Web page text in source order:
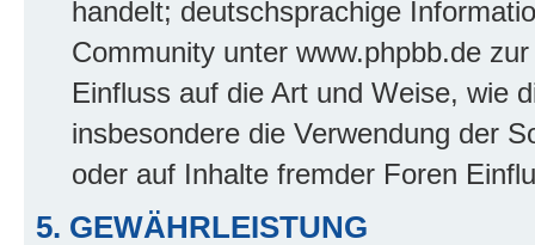
handelt; deutschsprachige
Community unter www.phpbb.de
Einfluss auf die Art und Weise, wie
insbesondere die Verwendung der
oder auf Inhalte fremder Foren
5. GEWÄHRLEISTUNG